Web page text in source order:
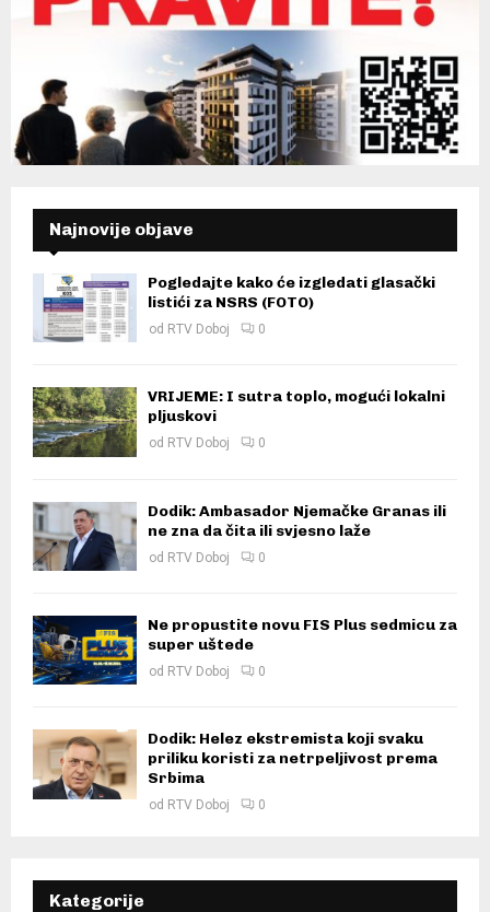
Najnovije objave
Pogledajte kako će izgledati glasački
listići za NSRS (FOTO)
od RTV Doboj 0
VRIJEME: I sutra toplo, mogući lokalni
pljuskovi
od RTV Doboj 0
Dodik: Ambasador Njemačke Granas ili
ne zna da čita ili svjesno laže
od RTV Doboj 0
Ne propustite novu FIS Plus sedmicu za
super uštede
od RTV Doboj 0
Dodik: Helez ekstremista koji svaku
priliku koristi za netrpeljivost prema
Srbima
od RTV Doboj 0
Kategorije